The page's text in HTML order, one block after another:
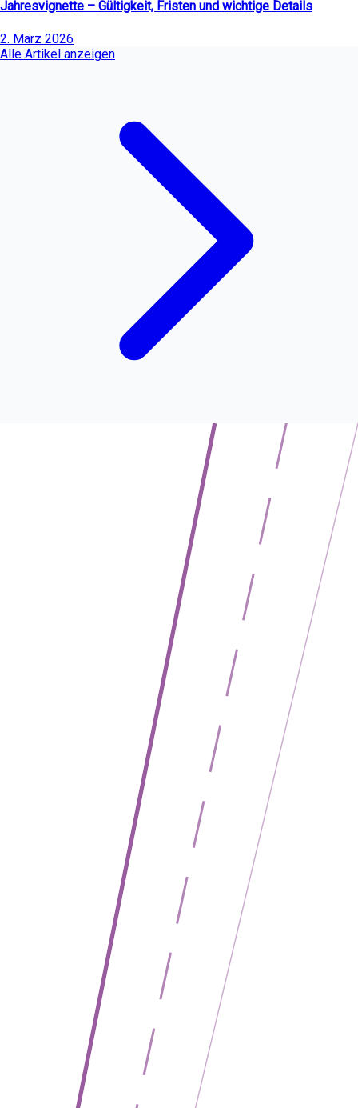
Jahresvignette – Gültigkeit, Fristen und wichtige Details
2. März 2026
Alle Artikel anzeigen